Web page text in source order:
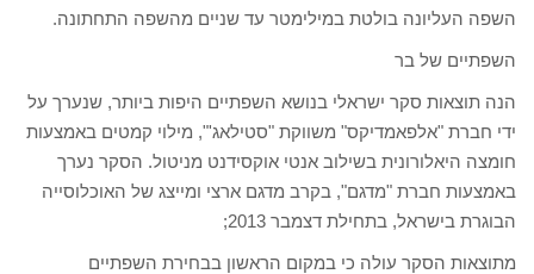
השפה העליונה בולטת במילימטר עד שניים מהשפה התחתונה.
השפתיים של בר
הנה תוצאות סקר ישראלי בנושא השפתיים היפות ביותר, שנערך על
ידי חברת "אלפאמדיקס" משווקת "סטילאג'", מילוי קמטים באמצעות
חומצה היאלורונית בשילוב אנטי אוקסידנט מניטול. הסקר נערך
באמצעות חברת "מדגם", בקרב מדגם ארצי ומייצג של האוכלוסייה
הבוגרת בישראל, בתחילת דצמבר 2013;
מתוצאות הסקר עולה כי במקום הראשון בבחירת השפתיים